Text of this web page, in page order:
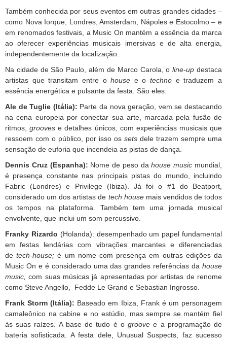
Também conhecida por seus eventos em outras grandes cidades –
como Nova Iorque, Londres, Amsterdam, Nápoles e Estocolmo – e
em renomados festivais, a Music On mantém a essência da marca
ao oferecer experiências musicais imersivas e de alta energia,
independentemente da localização.
Na cidade de São Paulo, além de Marco Carola, oline-updestaca
artistas que transitam entre ohouse e o techno e traduzem a
essência energética e pulsante da festa. São eles:
Ale de Tuglie (Itália): Parte da nova geração, vem se destacando
na cena europeia por conectar sua arte, marcada pela fusão de
ritmos,grooves e detalhes únicos, com experiências musicais que
ressoem com o público, por isso os sets dele trazem sempre uma
sensação de euforia que incendeia as pistas de dança.
Dennis Cruz (Espanha): Nome de peso dahouse music mundial,
é presença constante nas principais pistas do mundo, incluindo
Fabric (Londres) e Privilege (Ibiza). Já foi o #1 do Beatport,
considerado um dos artistas de tech housemais vendidos de todos
os tempos na plataforma. Também tem uma jornada musical
envolvente, que inclui um som percussivo.
Franky Rizardo (Holanda): desempenhado um papel fundamental
em festas lendárias com vibrações marcantes e diferenciadas
de tech-house;é um nome com presença em outras edições da
Music On e é considerado uma das grandes referências da house
music, com suas músicas já apresentadas por artistas de renome
como Steve Angello, Fedde Le Grand e Sebastian Ingrosso.
Frank Storm (Itália): Baseado em Ibiza, Frank é um personagem
camaleônico na cabine e no estúdio, mas sempre se mantém fiel
às suas raízes. A base de tudo é ogroovee a programação de
bateria sofisticada. A festa dele, Unusual Suspects, faz sucesso